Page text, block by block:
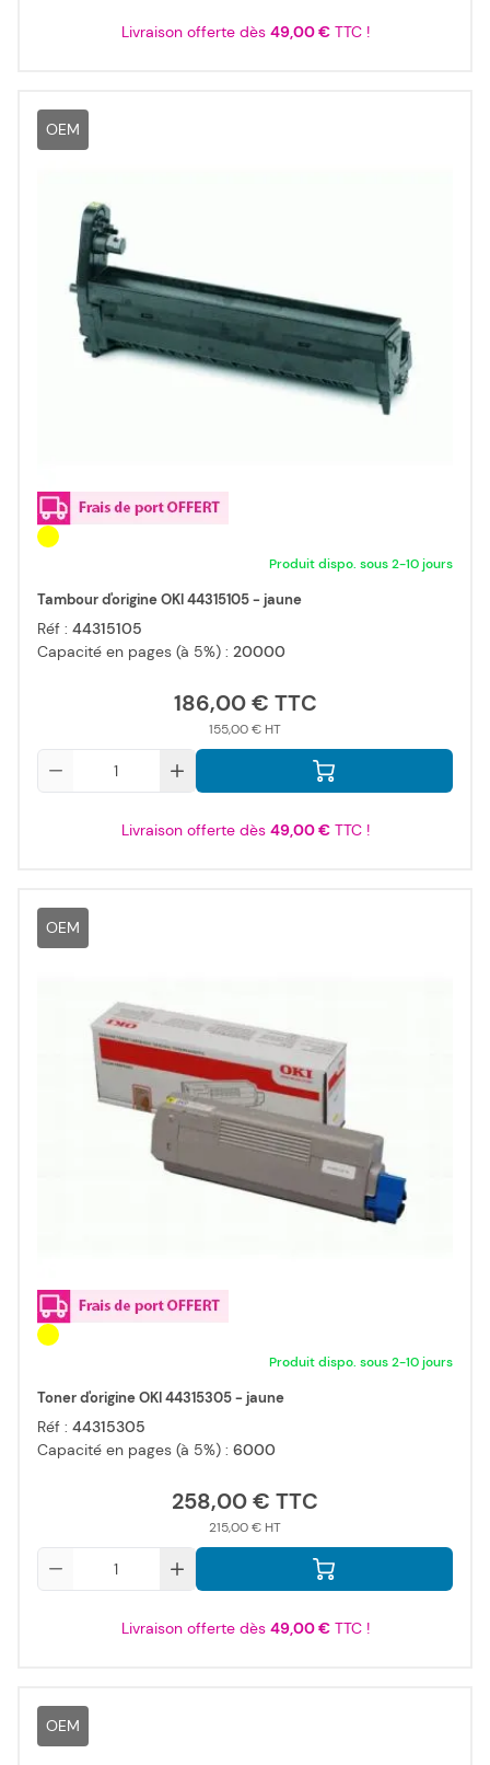
Livraison offerte dès 49,00 €TTC !
OEM
Produit dispo. sous 2-10 jours
Tambour d'origine OKI 44315105 - jaune
Réf : 44315105
Capacité en pages (à 5%) : 20000
186,00 €
155,00 €
Livraison offerte dès 49,00 €TTC !
OEM
Produit dispo. sous 2-10 jours
Toner d'origine OKI 44315305 - jaune
Réf : 44315305
Capacité en pages (à 5%) : 6000
258,00 €
215,00 €
Livraison offerte dès 49,00 €TTC !
OEM